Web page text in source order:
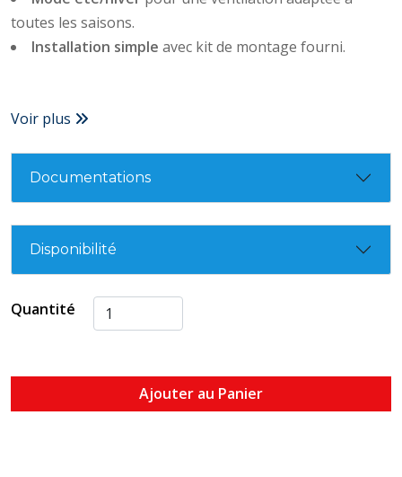
toutes les saisons.
Installation simple avec kit de montage fourni.
Voir plus
Documentations
Disponibilité
Quantité
Ajouter au Panier